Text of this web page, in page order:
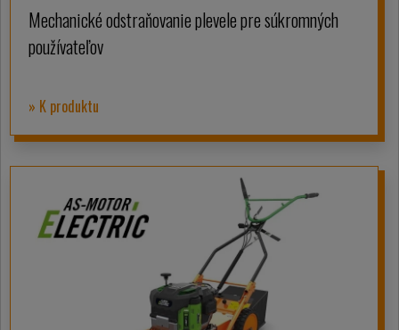
Mechanické odstraňovanie plevele pre súkromných
používateľov
» K produktu